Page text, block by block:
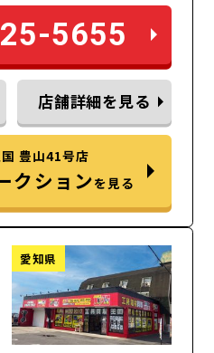
5655
店舗詳細を見る
豊山41号店
クションを見る
愛知県